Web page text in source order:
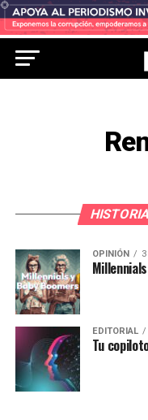
OPINIÓN
EDITORIAL
Tu